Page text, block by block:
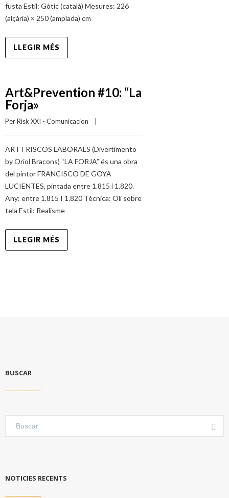
fusta Estil: Gòtic (català) Mesures: 226
(alçària) × 250 (amplada) cm
LLEGIR MÉS
Art&Prevention #10: “La
Forja»
Per Risk XXI - Comunicacion
ART I RISCOS LABORALS (Divertimento
by Oriol Bracons) “LA FORJA” és una obra
del pintor FRANCISCO DE GOYA
LUCIENTES, pintada entre 1.815 i 1.820.
Any: entre 1.815 I 1.820 Tècnica: Oli sobre
tela Estil: Realisme
LLEGIR MÉS
BUSCAR
NOTICIES RECENTS